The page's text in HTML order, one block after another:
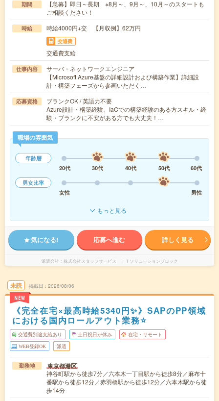
期間
【急募】即日～長期 ※8月～、9月～、10月～のスタートも
ご相談ください！
時給 時給4000円+交 【月収例】62万円
交通費
交通費支給
仕事内容
サーバ・ネットワークエンジニア
【Microsoft Azure基盤の詳細設計および構築作業】詳細設
計・構築フェーズから参画いただく…
応募資格
ブランクOK / 英語力不要
Azure設計・構築経験、IaCでの構築経験のある方スキル・経
験・ブランクに不安がある方でも大丈夫！…
職場の雰囲気
年齢層
20代
30代 40代 50代
60代
男女比率
女性
男性
もっと見る
気になる! 応募へ進む 詳しく見る
派遣会社 株式会社スタッフサービス ＩＴソリューションブロック
未読
NEW
掲載日 2026/08/06
《完全在宅×最高時給5340円✨》SAPのPP領域
における国内ロールアウト業務⭐
交通費別途支給あり 土日祝日が休み 在宅・リモート
WEB登録OK 派遣
勤務地 東京都港区
神谷町駅から徒歩7分／六本木一丁目駅から徒歩8分／麻布十
番駅から徒歩12分／赤羽橋駅から徒歩12分／六本木駅から徒
歩14分